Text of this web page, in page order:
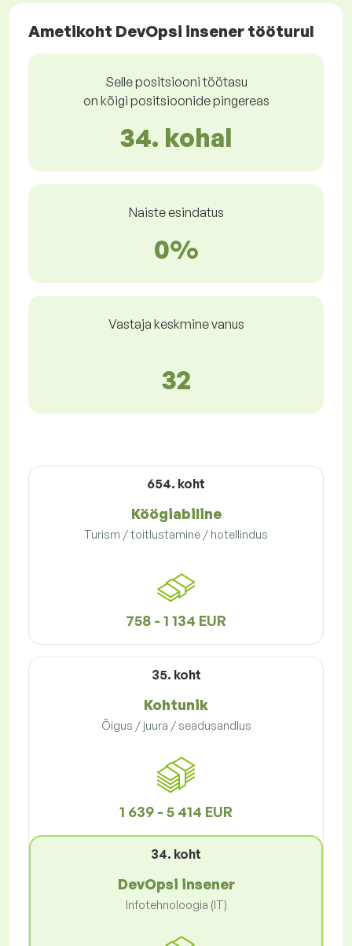
Ametikoht DevOpsi insener tööturul
Selle positsiooni töötasu
on kõigi positsioonide pingereas
34. kohal
Naiste esindatus
0%
Vastaja keskmine vanus
32
654. koht
Köögiabiline
Turism / toitlustamine / hotellindus
758 - 1 134 EUR
35. koht
Kohtunik
Õigus / juura / seadusandlus
1 639 - 5 414 EUR
34. koht
DevOpsi insener
Infotehnoloogia (IT)